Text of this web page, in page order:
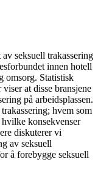
seksuell trakassering
innen hotell
omsorg. Statistisk
at disse bransjene
på arbeidsplassen.
hvem som
konsekvenser
diskuterer vi
av seksuell
å forebygge seksuell